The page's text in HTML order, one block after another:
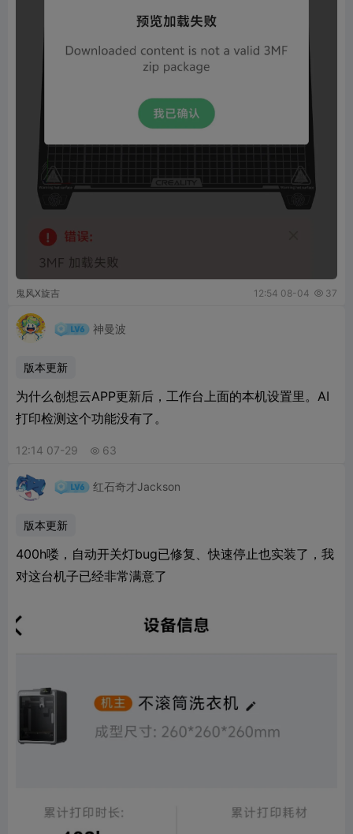
鬼风X旋吉 12:54 08-04  37
神曼波
版本更新
为什么创想云APP更新后，工作台上面的本机设置里。AI
打印检测这个功能没有了。
12:14 07-29  63
红石奇才Jackson
版本更新
400h喽，自动开关灯bug已修复、快速停止也实装了，我
对这台机子已经非常满意了